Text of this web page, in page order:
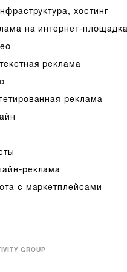
хостинг
на интернет-
реклама
реклама
реклама
с маркетплейсами
GROUP